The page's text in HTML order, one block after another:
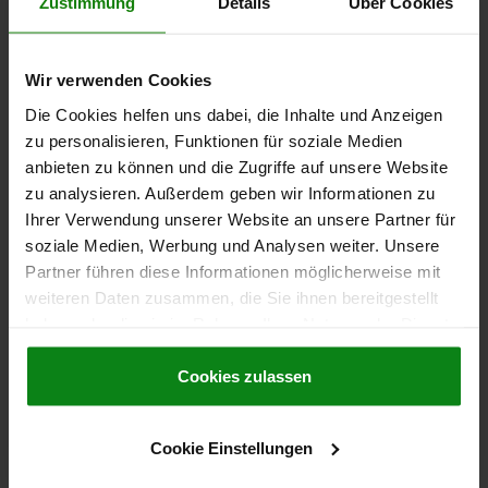
Wir verwenden Cookies
Die Cookies helfen uns dabei, die Inhalte und Anzeigen
zu personalisieren, Funktionen für soziale Medien
anbieten zu können und die Zugriffe auf unsere Website
zu analysieren. Außerdem geben wir Informationen zu
Ihrer Verwendung unserer Website an unsere Partner für
soziale Medien, Werbung und Analysen weiter. Unsere
Partner führen diese Informationen möglicherweise mit
weiteren Daten zusammen, die Sie ihnen bereitgestellt
gesammelt haben.Cookie Richtlinien
Datenschutz|AGB
Cookies zulassen
Cookie Einstellungen
FORCE DU RESSORT FINALE F2 ENV. N=12
Référence: 03090-20-011051
105,14 CHF
hors frais d’envoi
DÉTAILS
03090-20 A
DOIGT D'INDEXAGE W.STATUS SENS., HARDWIRED,
PNP CONTACT À FERMETURE, T. 2, M12X1,5, D=6,